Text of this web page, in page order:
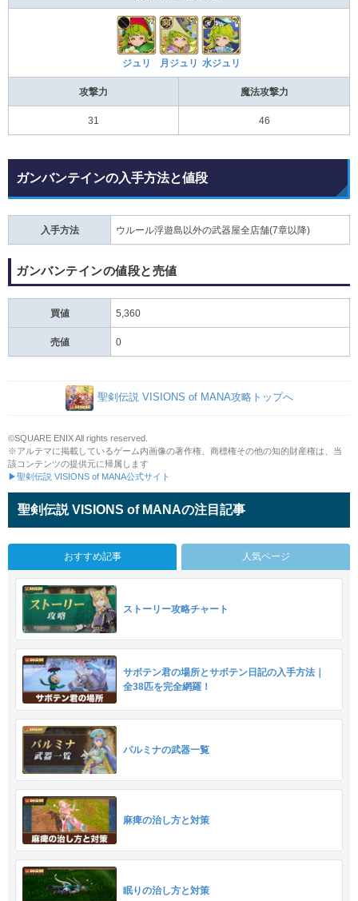
ジュリ 月ジュリ 水ジュリ
攻撃力 魔法攻撃力
31 46
ガンバンテインの入手方法と値段
入手方法 ウルール浮遊島以外の武器屋全店舗(7章以降)
ガンバンテインの値段と売値
買値 5,360
売値 0
聖剣伝説 VISIONS of MANA攻略トップへ
©SQUARE ENIX All rights reserved.
※アルテマに掲載しているゲーム内画像の著作権、商標権その他の知的財産権は、当
該コンテンツの提供元に帰属します
▶聖剣伝説 VISIONS of MANA公式サイト
聖剣伝説 VISIONS of MANAの注目記事
おすすめ記事 人気ページ
ストーリー攻略チャート
サボテン君の場所とサボテン日記の入手方法｜
全38匹を完全網羅！
パルミナの武器一覧
麻痺の治し方と対策
眠りの治し方と対策